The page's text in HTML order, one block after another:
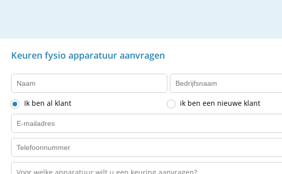
Keuren fysio apparatuur aanvragen
Ik ben al klant ik ben een nieuwe klant